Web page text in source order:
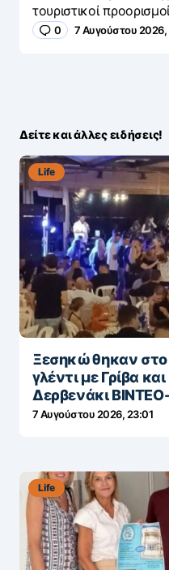
τουριστικοί
0 7 Αυγούστου 2026,
Δείτε και άλλες ειδήσεις!
Life
Ξεσηκώθηκαν στο
γλέντι με Γρίβα
Δερβενάκι
7 Αυγούστου 2026, 23:01
Life